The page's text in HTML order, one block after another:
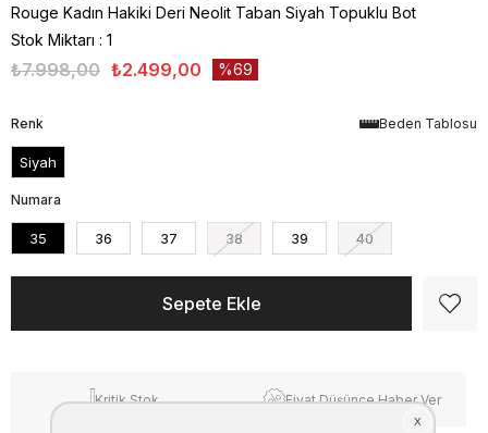
Rouge Kadın Hakiki Deri Neolit Taban Siyah Topuklu Bot
Stok Miktarı : 1
₺7.998,00 ₺2.499,00 69
Beden Tablosu
Renk
Siyah
Numara
35 36 37 38 39 40
Kritik Stok Fiyat Düşünce Haber Ver